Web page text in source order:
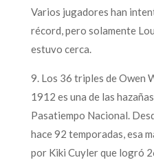
Varios jugadores han
récord, pero solamente
estuvo cerca.
9. Los 36 triples de Owen
1912 es una de las
Pasatiempo Nacional.
hace 92 temporadas, esa
por Kiki Cuyler que logró